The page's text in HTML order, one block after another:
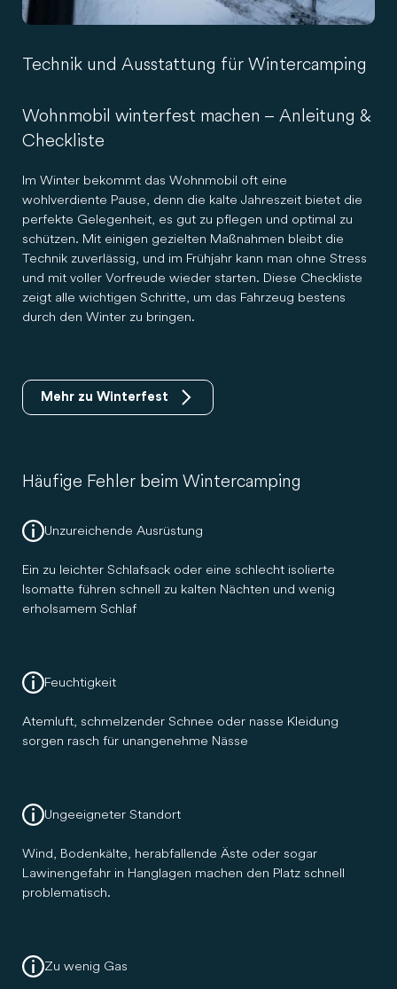
Technik und Ausstattung für Wintercamping
Wohnmobil winterfest machen – Anleitung &
Checkliste
Im Winter bekommt das Wohnmobil oft eine
wohlverdiente Pause, denn die kalte Jahreszeit bietet die
perfekte Gelegenheit, es gut zu pflegen und optimal zu
schützen. Mit einigen gezielten Maßnahmen bleibt die
Technik zuverlässig, und im Frühjahr kann man ohne Stress
und mit voller Vorfreude wieder starten. Diese Checkliste
zeigt alle wichtigen Schritte, um das Fahrzeug bestens
durch den Winter zu bringen.
Mehr zu Winterfest
Häufige Fehler beim Wintercamping
Unzureichende Ausrüstung
Ein zu leichter Schlafsack oder eine schlecht isolierte
Isomatte führen schnell zu kalten Nächten und wenig
erholsamem Schlaf
Feuchtigkeit
Atemluft, schmelzender Schnee oder nasse Kleidung
sorgen rasch für unangenehme Nässe
Ungeeigneter Standort
Wind, Bodenkälte, herabfallende Äste oder sogar
Lawinengefahr in Hanglagen machen den Platz schnell
problematisch.
Zu wenig Gas